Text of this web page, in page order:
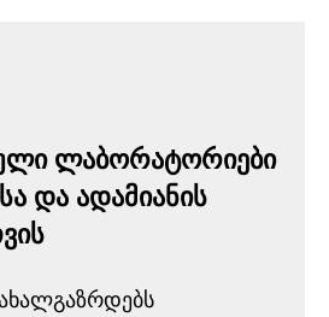
ლაბორატორიები
და ადამიანის